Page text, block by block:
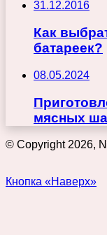
31.12.2016
Как
батареек?
08.05.2024
мясных
© Copyright 2026,
Кнопка «Наверх»